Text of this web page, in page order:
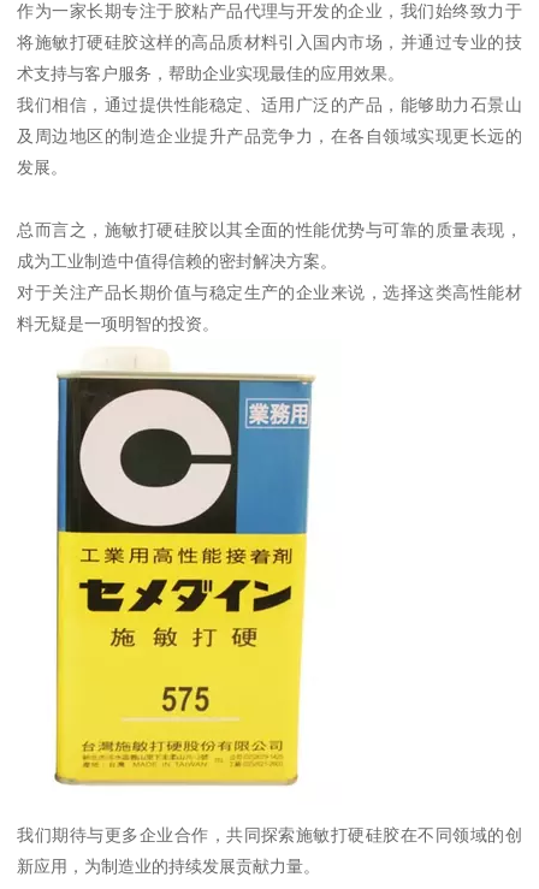
作为一家长期专注于胶粘产品代理与开发的企业，我们始终致力于
将施敏打硬硅胶这样的高品质材料引入国内市场，并通过专业的技
术支持与客户服务，帮助企业实现最佳的应用效果。
我们相信，通过提供性能稳定、适用广泛的产品，能够助力石景山
及周边地区的制造企业提升产品竞争力，在各自领域实现更长远的
发展。
总而言之，施敏打硬硅胶以其全面的性能优势与可靠的质量表现，
成为工业制造中值得信赖的密封解决方案。
对于关注产品长期价值与稳定生产的企业来说，选择这类高性能材
料无疑是一项明智的投资。
我们期待与更多企业合作，共同探索施敏打硬硅胶在不同领域的创
新应用，为制造业的持续发展贡献力量。